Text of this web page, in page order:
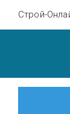
Строй-